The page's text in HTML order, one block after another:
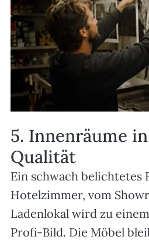
5. Innenräume
Qualität
Ein schwach belichtetes
Hotelzimmer, vom
Ladenlokal wird zu
Profi-Bild. Die Möbel